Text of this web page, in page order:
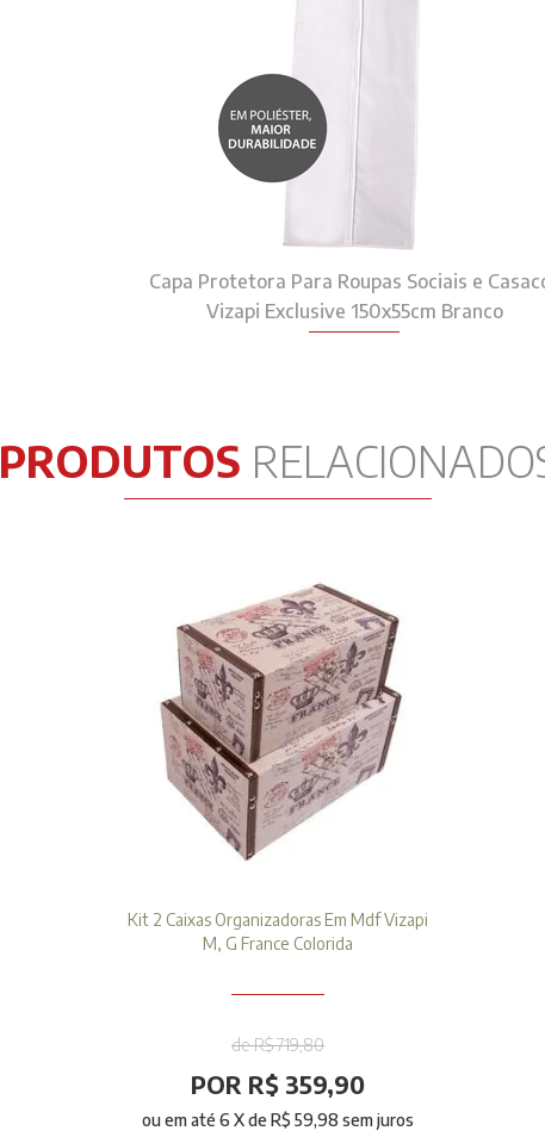
Capa Protetora Para Roupas Sociais e
Vizapi Exclusive 150x55cm Branco
PRODUTOS
Kit 2 Caixas Organizadoras Em Mdf Vizapi
M, G France Colorida
de R$ 719,80
POR R$ 359,90
ou em até6 X deR$ 59,98 sem juros